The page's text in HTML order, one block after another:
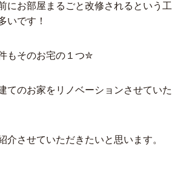
にお部屋まるごと改修されるという工
いです！
もそのお宅の１つ✮
てのお家をリノベーションさせていた
介させていただきたいと思います。